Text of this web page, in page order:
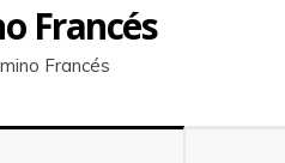
Francés
Francés